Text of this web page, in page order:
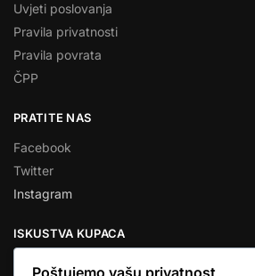
Uvjeti poslovanja
Pravila privatnosti
Pravila povrata
ČPP
PRATITE NAS
Facebook
Twitter
Instagram
ISKUSTVA KUPACA